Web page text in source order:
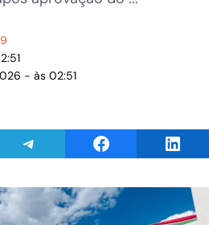
- às 02:51
Share on TelegramShare on Facebook